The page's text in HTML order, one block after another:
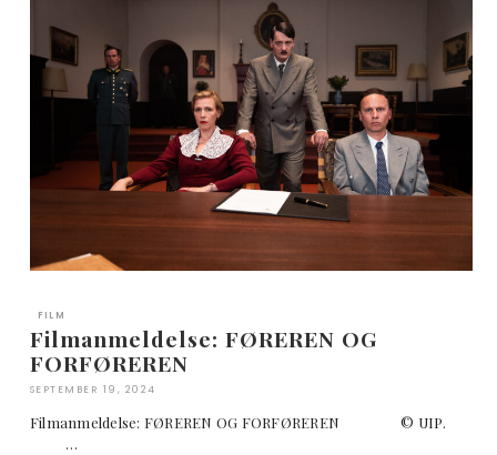
FILM
Filmanmeldelse: FØREREN OG
FORFØREREN
SEPTEMBER 19, 2024
Filmanmeldelse: FØREREN OG FORFØREREN © UIP.
…